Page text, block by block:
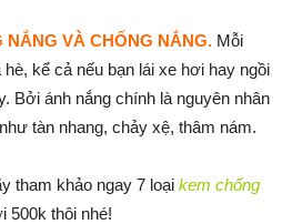
NẮNG VÀ CHỐNG NẮNG. Mỗi
kể cả nếu bạn lái xe hơi hay ngồi
Bởi ánh nắng chính là nguyên nhân
tàn nhang, chảy xệ, thâm nám.
tham khảo ngay 7 loại kem chống
500k thôi nhé!